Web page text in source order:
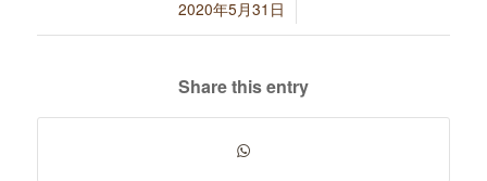
2020年5月31日
/
Share this entry